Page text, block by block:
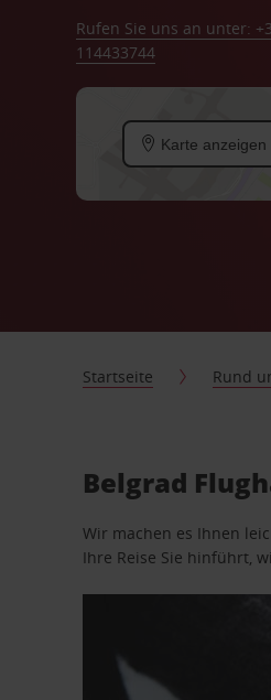
Rufen Sie uns an unter:
114433744
Karte anzeigen
Startseite Rund
Belgrad
Wir machen es Ihnen
Ihre Reise Sie hinführt,